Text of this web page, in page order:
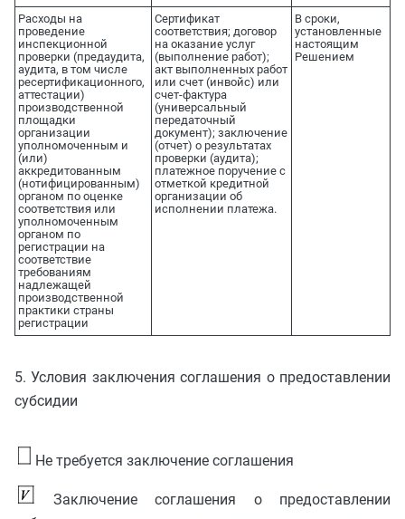
Расходы на
проведение
инспекционной
проверки (предаудита,
аудита, в том числе
ресертификационного,
аттестации)
производственной
площадки
организации
уполномоченным и
(или)
аккредитованным
(нотифицированным)
органом по оценке
соответствия или
уполномоченным
органом по
регистрации на
соответствие
требованиям
надлежащей
производственной
практики страны
регистрации
Сертификат
соответствия; договор
на оказание услуг
(выполнение работ);
акт выполненных работ
или счет (инвойс) или
счет-фактура
(универсальный
передаточный
документ); заключение
(отчет) о результатах
проверки (аудита);
платежное поручение с
отметкой кредитной
организации об
исполнении платежа.
В сроки,
установленные
настоящим
Решением
5. Условия заключения соглашения о предоставлении
субсидии
Не требуется заключение соглашения
Заключение соглашения о предоставлении